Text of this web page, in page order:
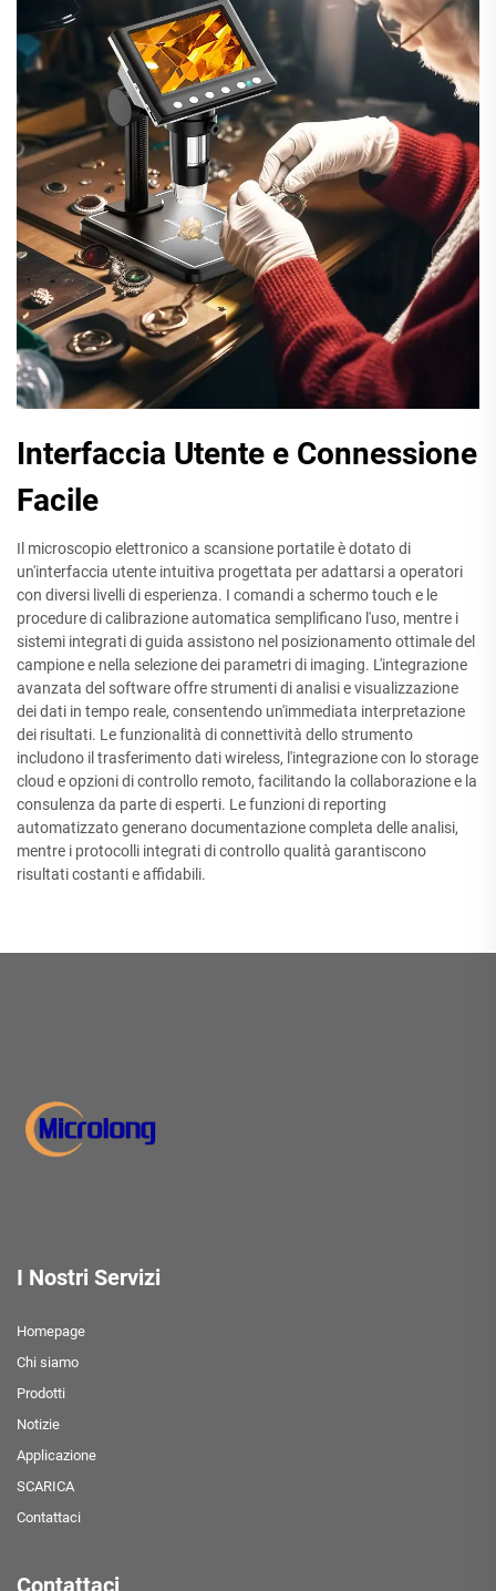
Interfaccia Utente e Connessione
Facile
Il microscopio elettronico a scansione portatile è dotato di
un'interfaccia utente intuitiva progettata per adattarsi a operatori
con diversi livelli di esperienza. I comandi a schermo touch e le
procedure di calibrazione automatica semplificano l'uso, mentre i
sistemi integrati di guida assistono nel posizionamento ottimale del
campione e nella selezione dei parametri di imaging. L'integrazione
avanzata del software offre strumenti di analisi e visualizzazione
dei dati in tempo reale, consentendo un'immediata interpretazione
dei risultati. Le funzionalità di connettività dello strumento
includono il trasferimento dati wireless, l'integrazione con lo storage
cloud e opzioni di controllo remoto, facilitando la collaborazione e la
consulenza da parte di esperti. Le funzioni di reporting
automatizzato generano documentazione completa delle analisi,
mentre i protocolli integrati di controllo qualità garantiscono
risultati costanti e affidabili.
I Nostri Servizi
Homepage
Chi siamo
Prodotti
Notizie
Applicazione
SCARICA
Contattaci
Contattaci